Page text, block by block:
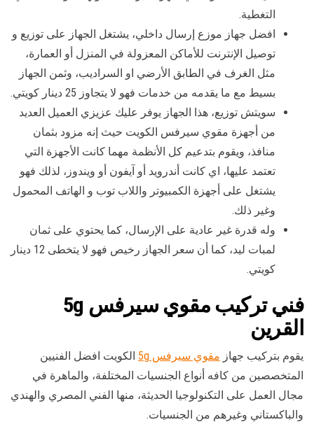
التغطية.
افضل جهاز موزع إرسال داخلي، يشتغل الجهاز على توزيع و
توصيل الإنترنت للأماكن المعزولة في المنزل أو العمارة،
مثل الغرف في الطابق الأرضي او السراديب، وثمن الجهاز
بسيط مع ما يقدمه من خدمات فهو لا يتجاوز 25 دينار كويتي.
سويتش توزيع، هذا الجهاز يوفر عليك عزيزي العميل العديد
من أجهزة مقوي سيرفس الكويت حيث إنه مزود بثمان
منافذ، ويقوم بتدعيم كل الأنظمة مهما كانت الأجهزة التي
تعتمد عليها، اي كانت أندرويد أو آيفون أو ويندوز، لذلك فهو
يشتغل على أجهزة الكمبيوتر واللاب توب و الهاتف المحمول
وغير ذلك.
وله قدرة غير عادية على الإرسال، كما يحتوي على ثمان
لمبات ليد، كما أن سعر الجهاز رخيص فهو لا يتخطى 12 دينار
كويتي.
فنيتركيب مقوي سيرفس 5g
القرين
يقوم بتركيب جهاز مقوي سيرفس 5g
الكويت افضل الفنيين
المتخصصين من كافه أنواع الجنسيات المختلفة، والماهرة في
مجال العمل على التكنولوجيا الحديثة، منها الفني المصري والهندي
والباكستاني وغيرهم من الجنسيات.